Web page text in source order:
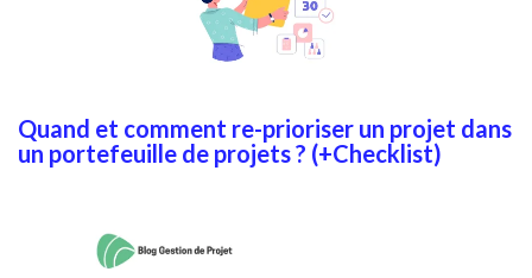
Quand et comment re-prioriser un projet dans
un portefeuille de projets ? (+Checklist)